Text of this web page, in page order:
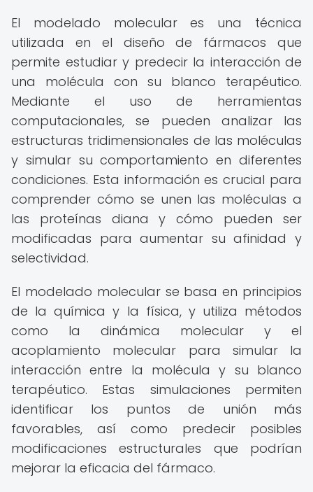
El modelado molecular es una técnica
utilizada en el diseño de fármacos que
permite estudiar y predecir la interacción de
una molécula con su blanco terapéutico.
Mediante el uso de herramientas
computacionales, se pueden analizar las
estructuras tridimensionales de las moléculas
y simular su comportamiento en diferentes
condiciones. Esta información es crucial para
comprender cómo se unen las moléculas a
las proteínas diana y cómo pueden ser
modificadas para aumentar su afinidad y
selectividad.
El modelado molecular se basa en principios
de la química y la física, y utiliza métodos
como la dinámica molecular y el
acoplamiento molecular para simular la
interacción entre la molécula y su blanco
terapéutico. Estas simulaciones permiten
identificar los puntos de unión más
favorables, así como predecir posibles
modificaciones estructurales que podrían
mejorar la eficacia del fármaco.